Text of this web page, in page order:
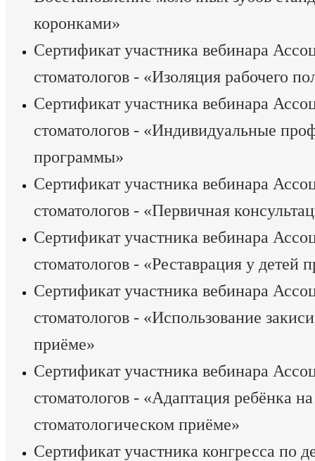
коронками»
Сертификат участника вебинара
стоматологов - «Изоляция рабочего
Сертификат участника вебинара
стоматологов - «Индивидуальные
программы»
Сертификат участника вебинара
стоматологов - «Первичная
Сертификат участника вебинара
стоматологов - «Реставрация у детей
Сертификат участника вебинара
стоматологов - «Использование
приёме»
Сертификат участника вебинара
стоматологов - «Адаптация ребёнка на
стоматологическом приёме»
Сертификат участника конгресса по